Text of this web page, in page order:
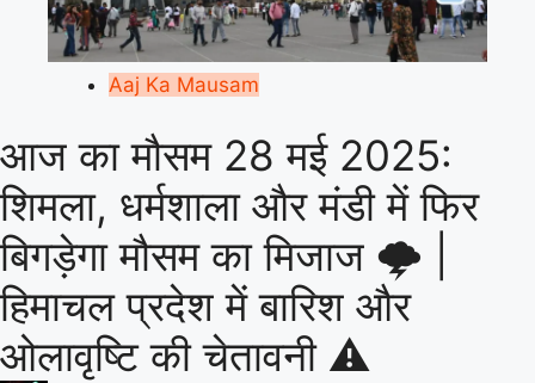
Aaj Ka Mausam
आज का मौसम 28 मई 2025:
शिमला, धर्मशाला और मंडी में फिर
बिगड़ेगा मौसम का मिजाज 🌩️ |
हिमाचल प्रदेश में बारिश और
ओलावृष्टि की चेतावनी ⚠️